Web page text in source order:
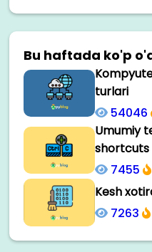
Bu haftada ko'p
turlari
54046
Umumiy
shortcuts
7455
Kesh
7263